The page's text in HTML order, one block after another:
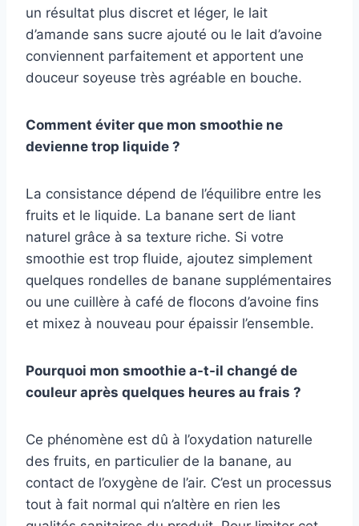
un résultat plus discret et léger, le lait
d’amande sans sucre ajouté ou le lait d’avoine
conviennent parfaitement et apportent une
douceur soyeuse très agréable en bouche.
Comment éviter que mon smoothie ne
devienne trop liquide ?
La consistance dépend de l’équilibre entre les
fruits et le liquide. La banane sert de liant
naturel grâce à sa texture riche. Si votre
smoothie est trop fluide, ajoutez simplement
quelques rondelles de banane supplémentaires
ou une cuillère à café de flocons d’avoine fins
et mixez à nouveau pour épaissir l’ensemble.
Pourquoi mon smoothie a-t-il changé de
couleur après quelques heures au frais ?
Ce phénomène est dû à l’oxydation naturelle
des fruits, en particulier de la banane, au
contact de l’oxygène de l’air. C’est un processus
tout à fait normal qui n’altère en rien les